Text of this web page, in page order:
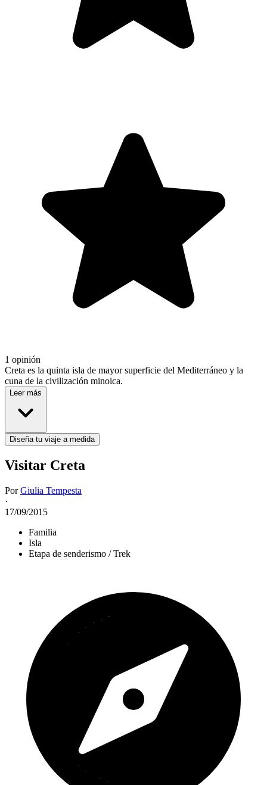
1 opinión
Creta es la quinta isla de mayor superficie del Mediterráneo y la
cuna de la civilización minoica.
Leer más
Diseña tu viaje a medida
Visitar Creta
PorGiulia Tempesta
·
17/09/2015
Familia
Isla
Etapa de senderismo / Trek